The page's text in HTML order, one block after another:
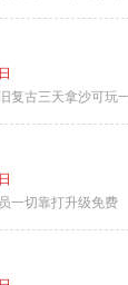
复古三天拿沙可玩
一切靠打升级免费